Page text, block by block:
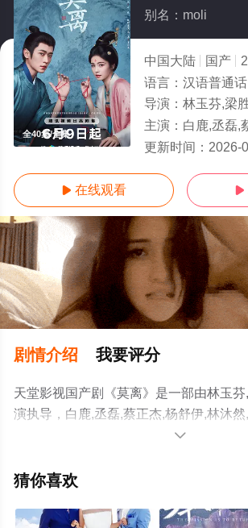
全40集/全集
别名：moli
中国大陆 国产
语言： 汉语普通话
导演： 林玉芬,梁
主演： 白鹿,丞磊,蔡正杰,杨舒伊,
更新时间： 2026-
 在线观看 
剧情介绍 我要评分
天堂影视国产剧《莫离》是一部由林玉
演执导，白鹿,丞磊,蔡正杰,杨舒伊,林沐
刘擎,邱心志等演员精彩演绎的中国大陆
视剧全集就上天堂电影网，热播电视剧提
了解。

猜你喜欢